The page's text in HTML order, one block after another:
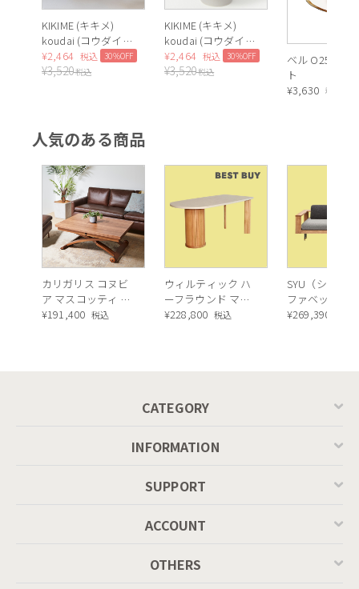
KIKIME (キキメ)
koudai (コウダイ)
プレート S
¥2,464 税込 30%OFF
¥3,520税込
KIKIME (キキメ)
koudai (コウダイ)
プレート S
¥2,464 税込 30%OFF
¥3,520税込
ベル O25cm
ト
¥3,630 税込
人気のある商品
カリガリス コヌビ
ア マスコッティ 伸
長・昇降式テーブ
¥191,400 税込
ウィルティック ハ
ーフラウンド マテ
ィエラ塗装 ダイニ
¥228,800 税込
SYU（シュウ
ファベッド（
ュラル）
¥269,390
CATEGORY
INFORMATION
SUPPORT
ACCOUNT
OTHERS